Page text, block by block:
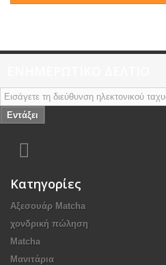
Εντάξει
Κατηγορίες
Αξεσουάρ Μatcha
χονδρική πώληση
Matcha
Μανιτάρια